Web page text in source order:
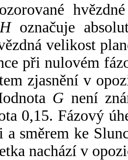
Hoznačuje
velikost
při nulovém
zjasnění v
G není
0,15. Fázový
a směrem ke
nachází v